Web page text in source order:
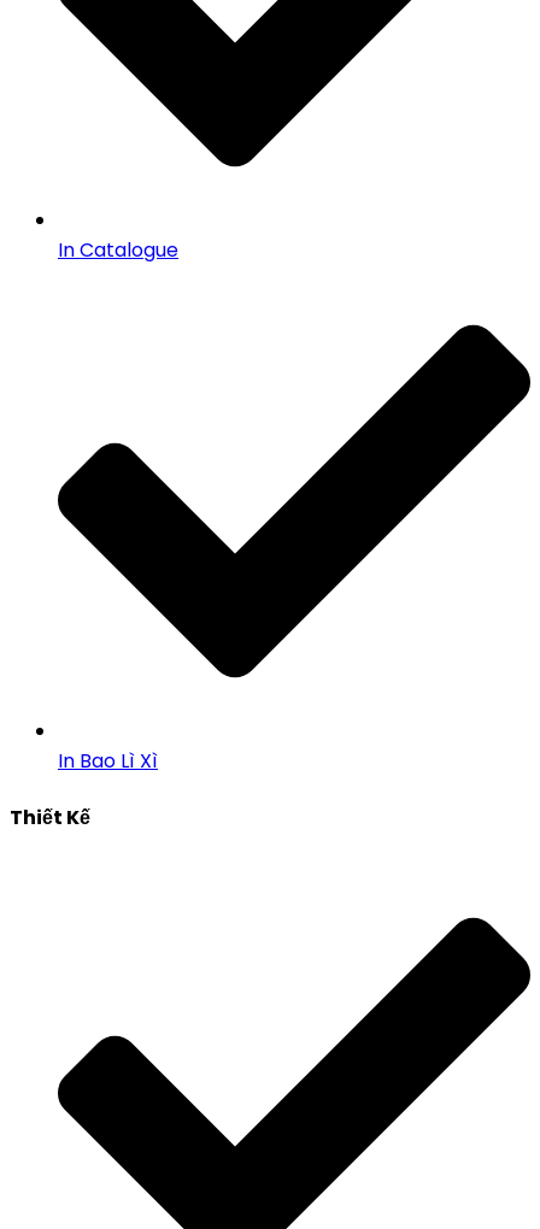
In Catalogue
In Bao Lì Xì
Thiết Kế